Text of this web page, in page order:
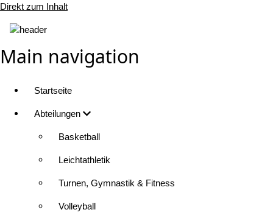
Direkt zum Inhalt
Main navigation
Startseite
Abteilungen
Basketball
Leichtathletik
Turnen, Gymnastik & Fitness
Volleyball